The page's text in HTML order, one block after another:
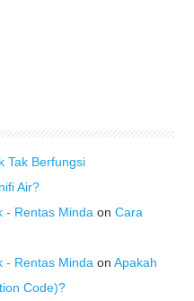
Tak Berfungsi
Air?
- Rentas Minda onCara
- Rentas Minda onApakah
Code)?